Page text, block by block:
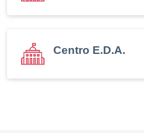
Centro E.D.A.